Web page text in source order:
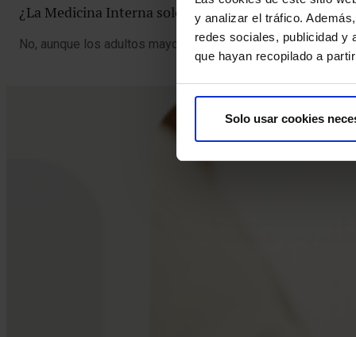
y analizar el tráfico.
redes sociales, publicidad y
que hayan recopilado a
Solo usar cookies
¿La Medicina Interna solo atiende adultos mayores?
No, aunque los adultos mayores son pacientes